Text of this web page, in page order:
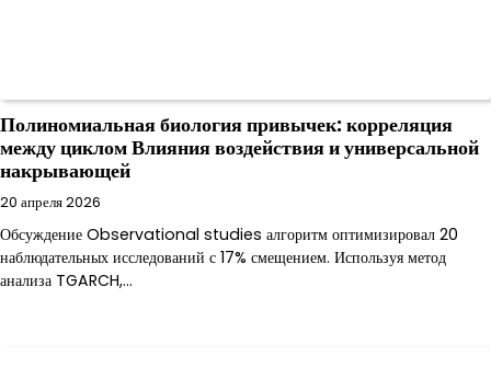
Полиномиальная биология привычек: корреляция
между циклом Влияния воздействия и универсальной
накрывающей
20 апреля 2026
Обсуждение Observational studies алгоритм оптимизировал 20
наблюдательных исследований с 17% смещением. Используя метод
анализа TGARCH,…